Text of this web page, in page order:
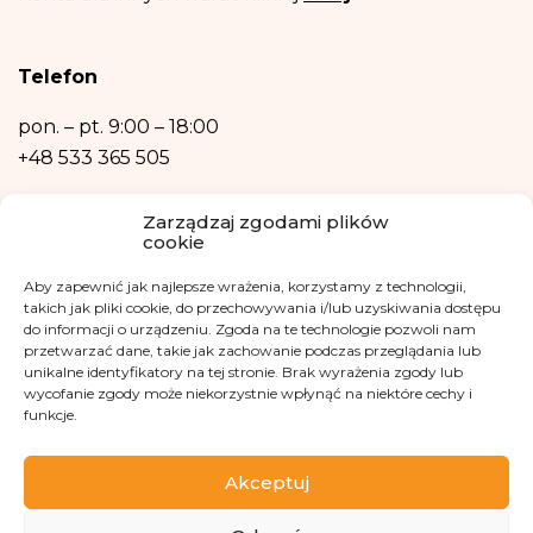
Zarządzaj zgodami plików
cookie
Aby zapewnić jak najlepsze wrażenia, korzystamy z technologii,
takich jak pliki cookie, do przechowywania i/lub uzyskiwania dostępu
do informacji o urządzeniu. Zgoda na te technologie pozwoli nam
przetwarzać dane, takie jak zachowanie podczas przeglądania lub
unikalne identyfikatory na tej stronie. Brak wyrażenia zgody lub
wycofanie zgody może niekorzystnie wpłynąć na niektóre cechy i
funkcje.
Akceptuj
Podanie danych osobowych jest niezbędne do zrealizowania ww. celów.
również w formie profilowania.
Telefon
pon. – pt. 9:00 – 18:00
+48 533 365 505
kontakt@fundacjakasisi.pl
Inspektor Danych Osobowych
Klaudia Kwiatkowska
iod@fundacjakasisi.pl